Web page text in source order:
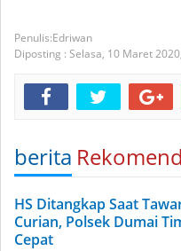
Edriwan
Diposting : Selasa, 10 Maret 2020,
berita
HS Ditangkap Saat
Curian, Polsek Dumai
Cepat